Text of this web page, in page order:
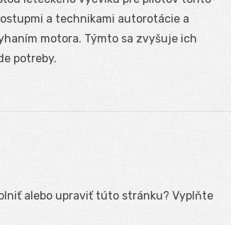
a technikami autorotácie a
motora. Týmto sa zvyšuje ich
potreby.
alebo upraviť túto stránku? Vyplňte